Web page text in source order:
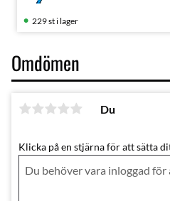
229 st i lager
Omdömen
Du
Klicka på en stjärna för att sätta